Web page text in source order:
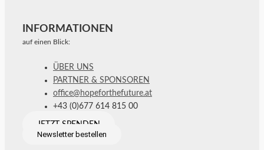
INFORMATIONEN
auf einen Blick:
ÜBER UNS
PARTNER & SPONSOREN
office@hopeforthefuture.at
+43 (0)677 614 815 00
JETZT SPENDEN
Newsletter bestellen